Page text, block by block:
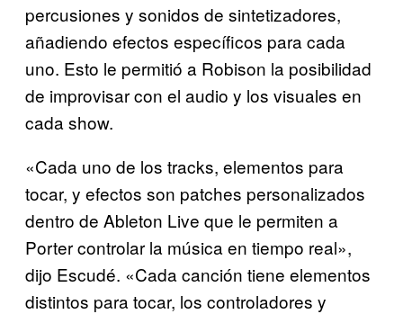
percusiones y sonidos de sintetizadores,
añadiendo efectos específicos para cada
uno. Esto le permitió a Robison la posibilidad
de improvisar con el audio y los visuales en
cada show.
«Cada uno de los tracks, elementos para
tocar, y efectos son patches personalizados
dentro de Ableton Live que le permiten a
Porter controlar la música en tiempo real»,
dijo Escudé. «Cada canción tiene elementos
distintos para tocar, los controladores y